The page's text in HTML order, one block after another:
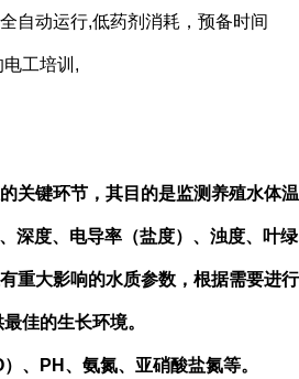
自动运行,低药剂消耗，预备时间
工培训,
关键环节，其目的是监测养殖水体温
、深度、电导率（盐度）、浊度、叶绿
重大影响的水质参数，根据需要进行
佳的生长环境。
）、 PH 、氨氮、亚硝酸盐氮等。